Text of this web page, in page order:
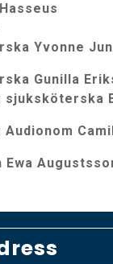
Yvonne
Gunilla
sjuksköterska
Audionom